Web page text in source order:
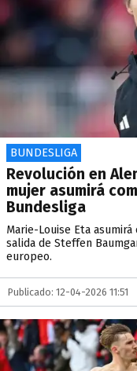
BUNDESLIGA
Revolución en
mujer asumirá
Bundesliga
Marie-Louise Eta
salida de Steffen
europeo.
Publicado: 12-04-2026 11:51